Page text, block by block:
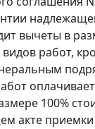
вычеты в
видов работ,
100%
акте